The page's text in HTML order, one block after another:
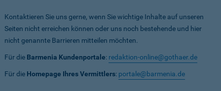
Kontaktieren Sie uns gerne, wenn Sie wichtige Inhalte auf unseren
Seiten nicht erreichen können oder uns noch bestehende und hier
nicht genannte Barrieren mitteilen möchten.
Für die Barmenia Kundenportale: redaktion-online@gothaer.de
Für die Homepage Ihres Vermittlers: portale@barmenia.de